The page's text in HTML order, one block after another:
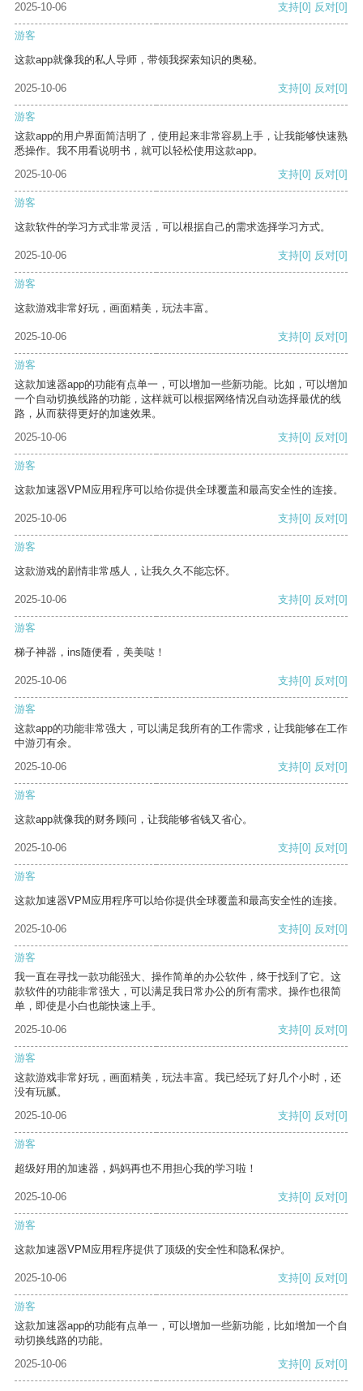
2025-10-06 支持[0] 反对[0]
游客
这款app就像我的私人导师，带领我探索知识的奥秘。
2025-10-06 支持[0] 反对[0]
游客
这款app的用户界面简洁明了，使用起来非常容易上手，让我能够快速熟
悉操作。我不用看说明书，就可以轻松使用这款app。
2025-10-06
支持[0] 反对[0]
游客
这款软件的学习方式非常灵活，可以根据自己的需求选择学习方式。
2025-10-06 支持[0] 反对[0]
游客
这款游戏非常好玩，画面精美，玩法丰富。
2025-10-06 支持[0] 反对[0]
游客
这款加速器app的功能有点单一，可以增加一些新功能。比如，可以增加
一个自动切换线路的功能，这样就可以根据网络情况自动选择最优的线
路，从而获得更好的加速效果。
2025-10-06
支持[0] 反对[0]
游客
这款加速器VPM应用程序可以给你提供全球覆盖和最高安全性的连接。
2025-10-06 支持[0] 反对[0]
游客
这款游戏的剧情非常感人，让我久久不能忘怀。
2025-10-06 支持[0] 反对[0]
游客
梯子神器，ins随便看，美美哒！
2025-10-06 支持[0] 反对[0]
游客
这款app的功能非常强大，可以满足我所有的工作需求，让我能够在工作
中游刃有余。
2025-10-06
支持[0] 反对[0]
游客
这款app就像我的财务顾问，让我能够省钱又省心。
2025-10-06 支持[0] 反对[0]
游客
这款加速器VPM应用程序可以给你提供全球覆盖和最高安全性的连接。
2025-10-06 支持[0] 反对[0]
游客
我一直在寻找一款功能强大、操作简单的办公软件，终于找到了它。这
款软件的功能非常强大，可以满足我日常办公的所有需求。操作也很简
单，即使是小白也能快速上手。
2025-10-06
支持[0] 反对[0]
游客
这款游戏非常好玩，画面精美，玩法丰富。我已经玩了好几个小时，还
没有玩腻。
2025-10-06
支持[0] 反对[0]
游客
超级好用的加速器，妈妈再也不用担心我的学习啦！
2025-10-06 支持[0] 反对[0]
游客
这款加速器VPM应用程序提供了顶级的安全性和隐私保护。
2025-10-06 支持[0] 反对[0]
游客
这款加速器app的功能有点单一，可以增加一些新功能，比如增加一个自
动切换线路的功能。
2025-10-06
支持[0] 反对[0]